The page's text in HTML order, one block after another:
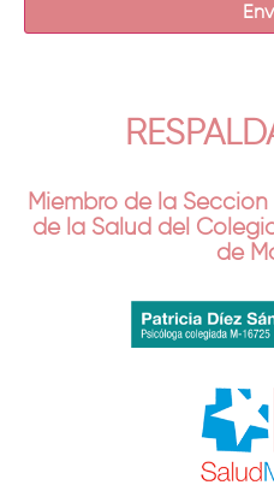
Miembro de la
de la Salud del
de